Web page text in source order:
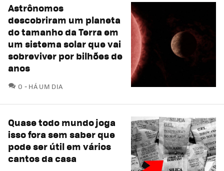
Astrônomos
descobriram um planeta
do tamanho da Terra em
um sistema solar que vai
sobreviver por bilhões de
anos
0 COMENTÁRIOS
HÁ UM DIA
Quase todo mundo joga
isso fora sem saber que
pode ser útil em vários
cantos da casa